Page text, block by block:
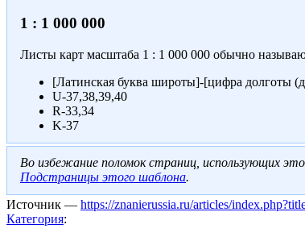
1 : 1 000 000
Листы карт масштаба 1 : 1 000 000 обычно
[Латинская буква широты]-[цифра долготы
U-37,38,39,40
R-33,34
K-37
Во избежание поломок страниц, использующих
Подстраницы этого шаблона.
Источник — https://znanierussia.ru/articles/
Категория: